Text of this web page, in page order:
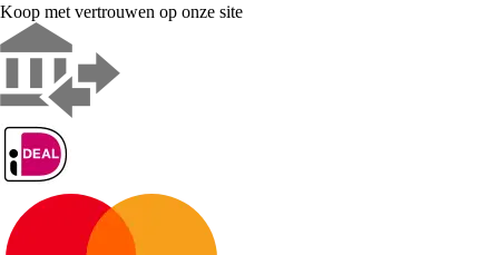
Koop met vertrouwen op onze site